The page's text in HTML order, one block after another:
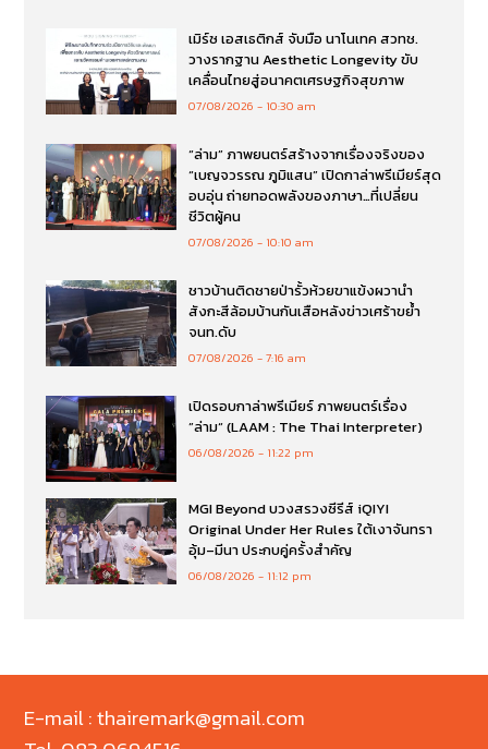
เมิร์ซ เอสเธติกส์ จับมือ นาโนเทค สวทช.
วางรากฐาน Aesthetic Longevity ขับ
เคลื่อนไทยสู่อนาคตเศรษฐกิจสุขภาพ
07/08/2026 10:30 am
“ล่าม” ภาพยนตร์สร้างจากเรื่องจริงของ
“เบญจวรรณ ภูมิแสน” เปิดกาล่าพรีเมียร์สุด
อบอุ่น ถ่ายทอดพลังของภาษา…ที่เปลี่ยน
ชีวิตผู้คน
07/08/2026 10:10 am
ชาวบ้านติดชายป่ารั้วห้วยขาแข้งผวานำ
สังกะสีล้อมบ้านกันเสือหลังข่าวเศร้าขย้ำ
จนท.ดับ
07/08/2026 7:16 am
เปิดรอบกาล่าพรีเมียร์ ภาพยนตร์เรื่อง
”ล่าม“ (LAAM : The Thai Interpreter)
06/08/2026 11:22 pm
MGI Beyond บวงสรวงซีรีส์ iQIYI
Original Under Her Rules ใต้เงาจันทรา
อุ้ม–มีนา ประกบคู่ครั้งสำคัญ
06/08/2026 11:12 pm
E-mail : thairemark@gmail.com